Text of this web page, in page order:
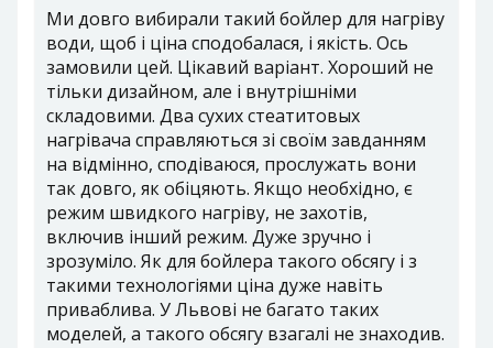
Ми довго вибирали такий бойлер для нагріву
води, щоб і ціна сподобалася, і якість. Ось
замовили цей. Цікавий варіант. Хороший не
тільки дизайном, але і внутрішніми
складовими. Два сухих стеатитовых
нагрівача справляються зі своїм завданням
на відмінно, сподіваюся, прослужать вони
так довго, як обіцяють. Якщо необхідно, є
режим швидкого нагріву, не захотів,
включив інший режим. Дуже зручно і
зрозуміло. Як для бойлера такого обсягу і з
такими технологіями ціна дуже навіть
приваблива. У Львові не багато таких
моделей, а такого обсягу взагалі не знаходив.